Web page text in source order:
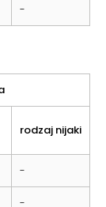
-
rodzaj nijaki
-
-